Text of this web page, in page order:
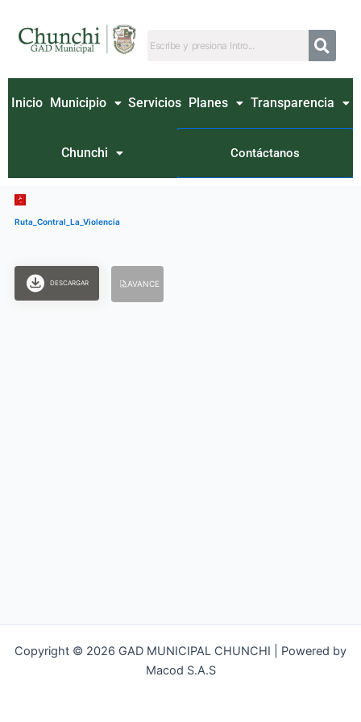
contenido
Inicio Municipio Servicios Planes Transparencia
Chunchi Contáctanos
Ruta_Contral_La_Violencia
DESCARGAR AVANCE
Copyright © 2026 GAD MUNICIPAL CHUNCHI | Powered by
Macod S.A.S